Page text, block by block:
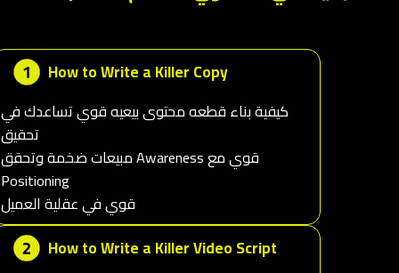
How to Write a Killer Copy
كيفية بناء قطعه محتوى بيعيه قوي تساعدك في
تحقيق
مبيعات ضخمة وتحقق Awareness قوي مع
Positioning
قوي في عقلية العميل
How to Write a Killer Video Script